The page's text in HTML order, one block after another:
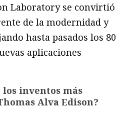
Laboratory se convirtió
de la modernidad y
hasta pasados los 80
aplicaciones
inventos más
Alva Edison?